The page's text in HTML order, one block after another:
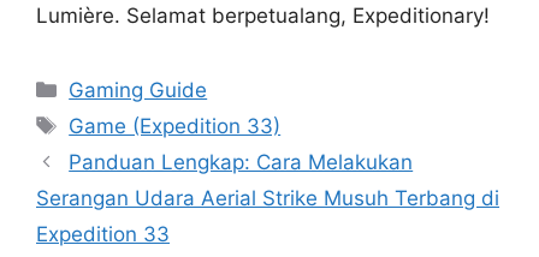
Lumière. Selamat berpetualang, Expeditionary!
Categories
Gaming Guide
Tags
Game (Expedition 33)
Panduan Lengkap: Cara Melakukan
Serangan Udara Aerial Strike Musuh Terbang di
Expedition 33